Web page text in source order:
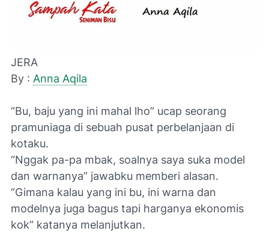
JERA
By : Anna Aqila
“Bu, baju yang ini mahal lho” ucap seorang
pramuniaga di sebuah pusat perbelanjaan di
kotaku.
“Nggak pa-pa mbak, soalnya saya suka model
dan warnanya” jawabku memberi alasan.
“Gimana kalau yang ini bu, ini warna dan
modelnya juga bagus tapi harganya ekonomis
kok” katanya melanjutkan.